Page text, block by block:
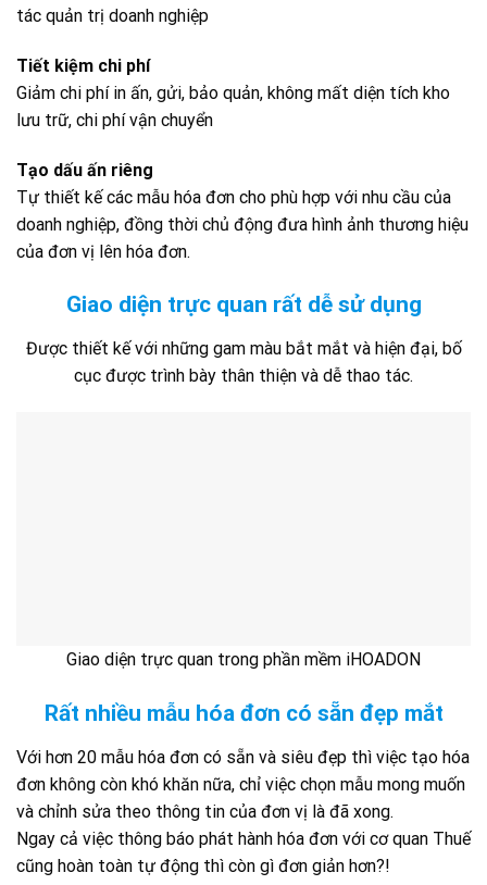
tác quản trị doanh nghiệp
Tiết kiệm chi phí
Giảm chi phí in ấn, gửi, bảo quản, không mất diện tích kho
lưu trữ, chi phí vận chuyển
Tạo dấu ấn riêng
Tự thiết kế các mẫu hóa đơn cho phù hợp với nhu cầu của
doanh nghiệp, đồng thời chủ động đưa hình ảnh thương hiệu
của đơn vị lên hóa đơn.
Giao diện trực quan rất dễ sử dụng
Được thiết kế với những gam màu bắt mắt và hiện đại, bố
cục được trình bày thân thiện và dễ thao tác.
Giao diện trực quan trong phần mềm iHOADON
Rất nhiều mẫu hóa đơn có sẵn đẹp mắt
Với hơn 20 mẫu hóa đơn có sẵn và siêu đẹp thì việc tạo hóa
đơn không còn khó khăn nữa, chỉ việc chọn mẫu mong muốn
và chỉnh sửa theo thông tin của đơn vị là đã xong.
Ngay cả việc thông báo phát hành hóa đơn với cơ quan Thuế
cũng hoàn toàn tự động thì còn gì đơn giản hơn?!